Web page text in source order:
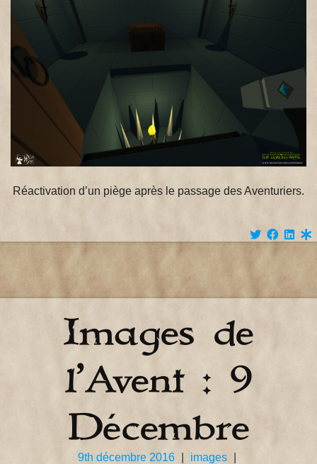
Réactivation d’un piège après le passage des Aventuriers.
Images de
l’Avent : 9
Décembre
9th décembre 2016 images